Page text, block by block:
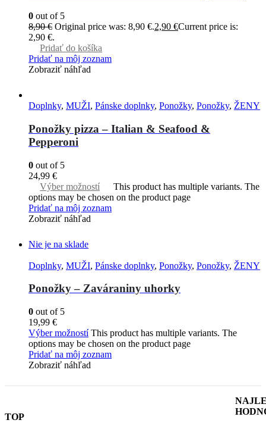
0 out of 5
8,90€ Original price was: 8,90 €.2,90 €Current price is:
2,90 €.
Pridať do košíka
Pridať na môj zoznam
Zobraziť náhľad
Doplnky, MUŽI, Pánske doplnky, Ponožky, Ponožky, ŽENY
Ponožky pizza – Italian & Seafood &
Pepperoni
0 out of 5
24,99 €
Výber možností
This product has multiple variants. The
options may be chosen on the product page
Pridať na môj zoznam
Zobraziť náhľad
Nie je na sklade
Doplnky, MUŽI, Pánske doplnky, Ponožky, Ponožky, ŽENY
Ponožky – Zaváraniny uhorky
0 out of 5
19,99 €
Výber možností This product has multiple variants. The
options may be chosen on the product page
Pridať na môj zoznam
Zobraziť náhľad
TOP